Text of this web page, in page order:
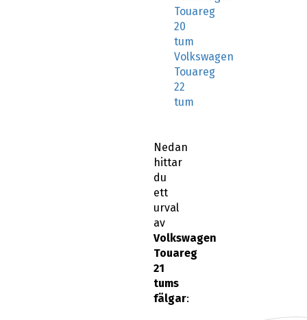
Touareg
20
tum
Volkswagen
Touareg
22
tum
Nedan
hittar
du
ett
urval
av
Volkswagen
Touareg
21
tums
fälgar: